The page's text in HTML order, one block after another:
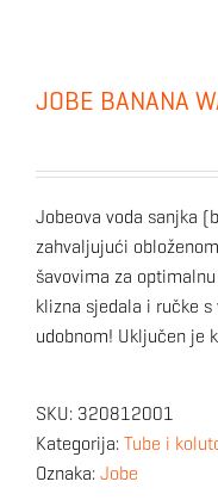
JOBE BANANA
Jobeova voda sanjka
zahvaljujući
šavovima za
klizna sjedala i ručke
udobnom! Uključen je
SKU: 320812001
Kategorija: Tube i
Oznaka: Jobe